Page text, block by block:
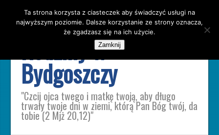
Parafia pw. Świętej
Rodziny w
Bydgoszczy
"Czcij ojca twego i matkę twoją, aby długo
trwały twoje dni w ziemi, którą Pan Bóg twój, da
tobie (2 Mjż 20,12)"
Ta strona korzysta z ciasteczek aby świadczyć usługi na
najwyższym poziomie. Dalsze korzystanie ze strony oznacza,
że zgadzasz się na ich użycie.
Zamknij